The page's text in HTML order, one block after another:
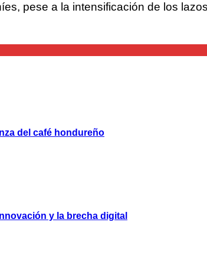
pese a la intensificación de los
del café hondureño
y la brecha digital